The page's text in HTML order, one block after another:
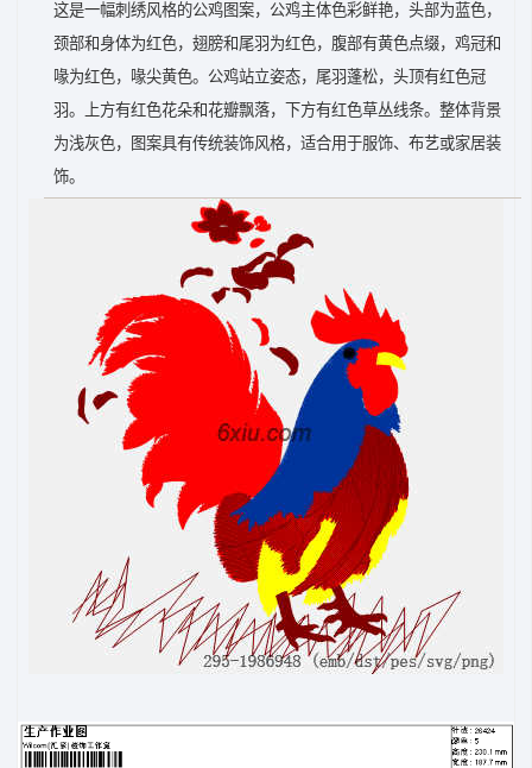
这是一幅刺绣风格的公鸡图案，公鸡主体色彩鲜艳，头部为蓝色，
颈部和身体为红色，翅膀和尾羽为红色，腹部有黄色点缀，鸡冠和
喙为红色，喙尖黄色。公鸡站立姿态，尾羽蓬松，头顶有红色冠
羽。上方有红色花朵和花瓣飘落，下方有红色草丛线条。整体背景
为浅灰色，图案具有传统装饰风格，适合用于服饰、布艺或家居装
饰。